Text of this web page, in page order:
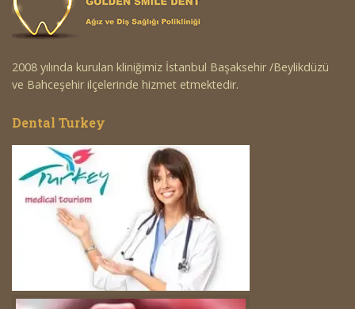
2008 yılında kurulan kliniğimiz İstanbul Başaksehir /Beylikdüzü
ve Bahceşehir ilçelerinde hizmet etmektedir.
Dental Turkey